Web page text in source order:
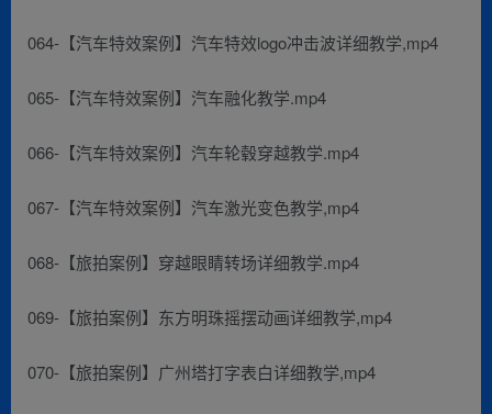
064-【汽车特效案例】汽车特效logo冲击波详细教学,mp4
065-【汽车特效案例】汽车融化教学.mp4
066-【汽车特效案例】汽车轮毂穿越教学.mp4
067-【汽车特效案例】汽车激光变色教学,mp4
068-【旅拍案例】穿越眼睛转场详细教学.mp4
069-【旅拍案例】东方明珠摇摆动画详细教学,mp4
070-【旅拍案例】广州塔打字表白详细教学,mp4